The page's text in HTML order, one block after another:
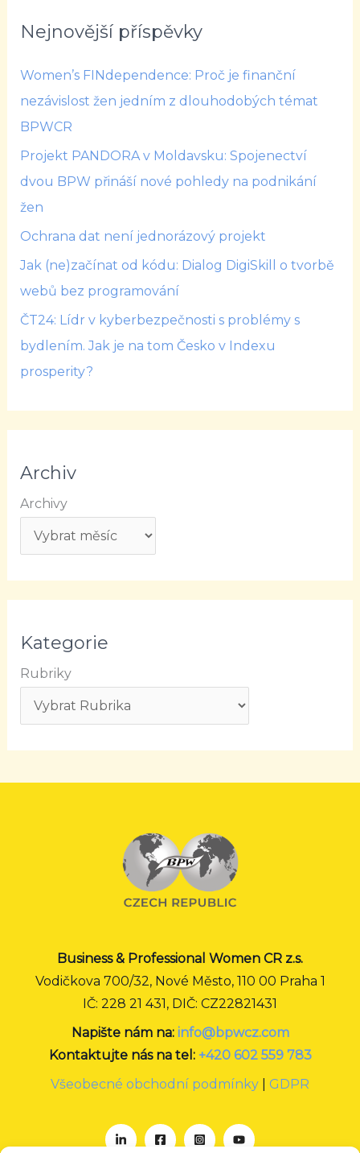
Nejnovější příspěvky
Women’s FINdependence: Proč je finanční
nezávislost žen jedním z dlouhodobých témat
BPWCR
Projekt PANDORA v Moldavsku: Spojenectví
dvou BPW přináší nové pohledy na podnikání
žen
Ochrana dat není jednorázový projekt
Jak (ne)začínat od kódu: Dialog DigiSkill o tvorbě
webů bez programování
ČT24: Lídr v kyberbezpečnosti s problémy s
bydlením. Jak je na tom Česko v Indexu
prosperity?
Archiv
Archivy
Kategorie
Rubriky
Business & Professional Women CR z.s.
Vodičkova 700/32, Nové Město, 110 00 Praha 1
IČ: 228 21 431, DIČ: CZ22821431
Napište nám na: info@bpwcz.com
Kontaktujte nás na tel: +420 602 559 783
Všeobecné obchodní podmínky
GDPR